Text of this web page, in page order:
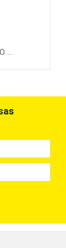
...